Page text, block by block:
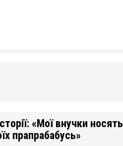
«Мої внучки носять
прапрабабусь»